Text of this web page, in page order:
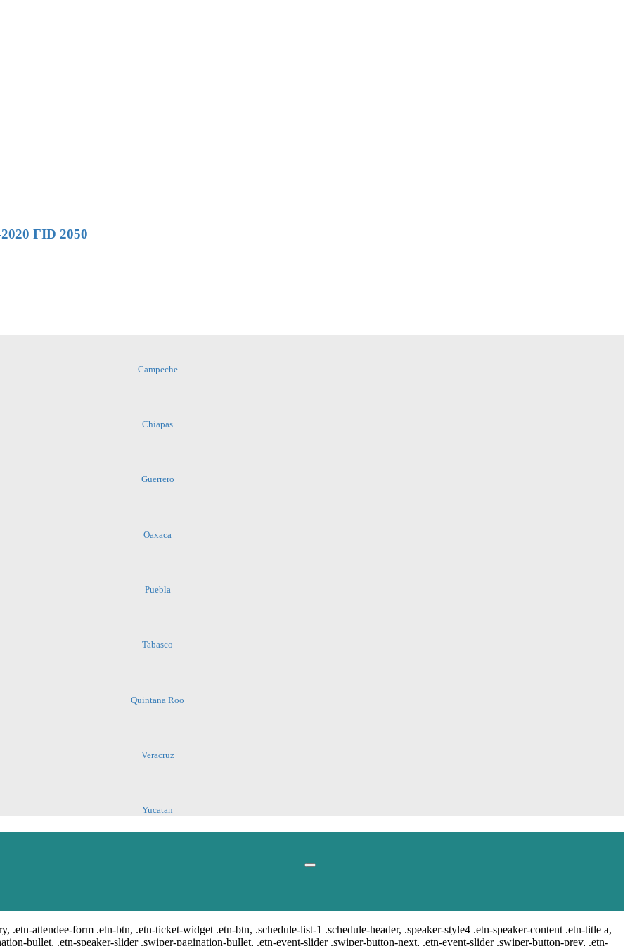
FID 2050
Campeche
Chiapas
Guerrero
Oaxaca
Puebla
Tabasco
Quintana Roo
Veracruz
Yucatan
attendee-form .etn-btn, .etn-ticket-widget .etn-btn, .schedule-list-1 .schedule-header, .speaker-style4 .etn-speaker-content .etn-title a,
bullet, .etn-speaker-slider .swiper-pagination-bullet, .etn-event-slider .swiper-button-next, .etn-event-slider .swiper-button-prev, .etn-